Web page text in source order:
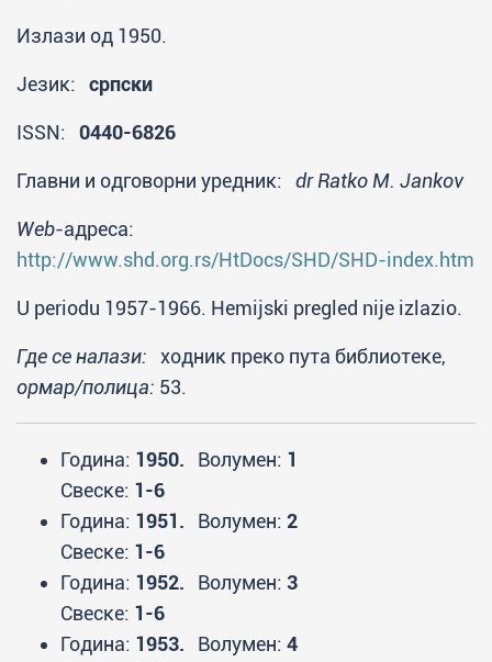
Излази од 1950.
Језик: српски
ISSN: 0440-6826
Главни и одговорни уредник: dr Ratko M. Jankov
Web-адреса:
http://www.shd.org.rs/HtDocs/SHD/SHD-index.htm
U periodu 1957-1966. Hemijski pregled nije izlazio.
Где се налази: ходник преко пута библиотеке,
ормар/полица: 53.
Година: 1950. Волумен: 1
Свеске: 1-6
Година: 1951. Волумен: 2
Свеске: 1-6
Година: 1952. Волумен: 3
Свеске: 1-6
Година: 1953. Волумен: 4